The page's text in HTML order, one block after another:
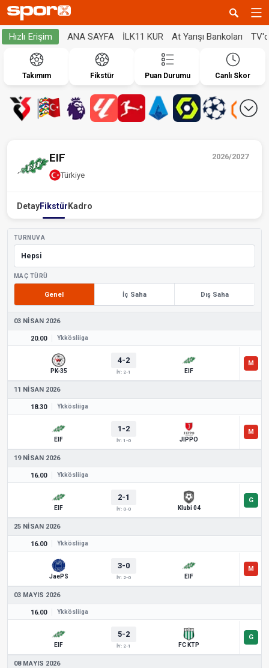
Hızlı Erişim ANA SAYFA İLK11 KUR At Yarışı Bankoları
Takımım Fikstür Puan Durumu Canlı Skor
2026/2027
EIF
Türkiye
DetayFikstür Kadro
TURNUVA
MAÇ TÜRÜ
Genel İç Saha Dış Saha
03 NISAN 2026
20.00 Ykkösliiga
PK-35
4-2
İY: 2-1 EIF
11 NISAN 2026
18.30 Ykkösliiga
EIF
1-2
İY: 1-0 JIPPO
19 NISAN 2026
16.00 Ykkösliiga
EIF
2-1
İY: 0-0 Klubi 04
25 NISAN 2026
16.00 Ykkösliiga
JaePS
3-0
İY: 2-0 EIF
03 MAYIS 2026
16.00 Ykkösliiga
EIF
5-2
İY: 2-1 FC KTP
08 MAYIS 2026